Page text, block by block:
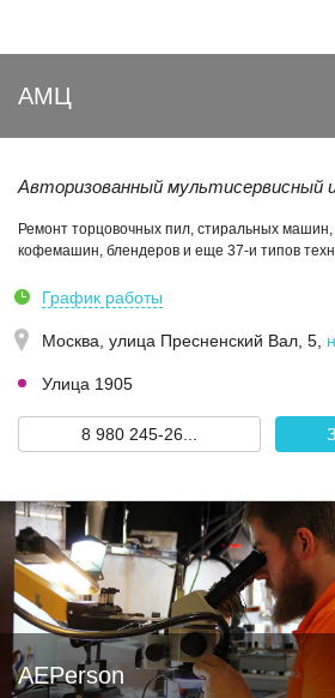
АМЦ
Авторизованный мультисервисный
Ремонт торцовочных пил, стиральных машин,
кофемашин, блендеров и еще 37-и типов
График работы
Москва, улица Пресненский Вал, 5
Улица 1905
8 980 245-26...
AEPerson